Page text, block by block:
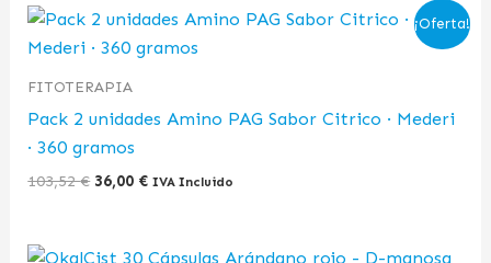
¡Oferta!
FITOTERAPIA
Pack 2 unidades Amino PAG Sabor Citrico · Mederi
· 360 gramos
103,52€
El
original
103,52 €.
36,00 €
El
actual
IVA Incluido